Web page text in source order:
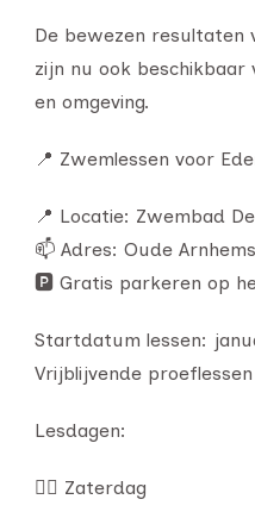
De bewezen resultaten
zijn nu ook beschikbaar
en omgeving.
📍 Zwemlessen voor
📍 Locatie: Zwembad
📫 Adres: Oude
🅿️ Gratis parkeren op
Startdatum lessen:
Vrijblijvende
Lesdagen:
🏊‍♂️ Zaterdag